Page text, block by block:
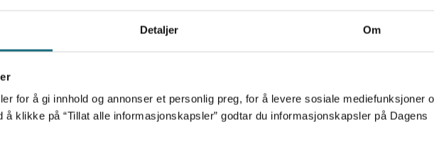
Detaljer Om
for å gi innhold og annonser et personlig preg, for å levere sosiale mediefunksjoner
å klikke på “Tillat alle informasjonskapsler” godtar du informasjonskapsler på Dagens
måneder – i en 16-fots motorbåt
det frem at han døgnet før hadde drukket 25 vodka Red Bull